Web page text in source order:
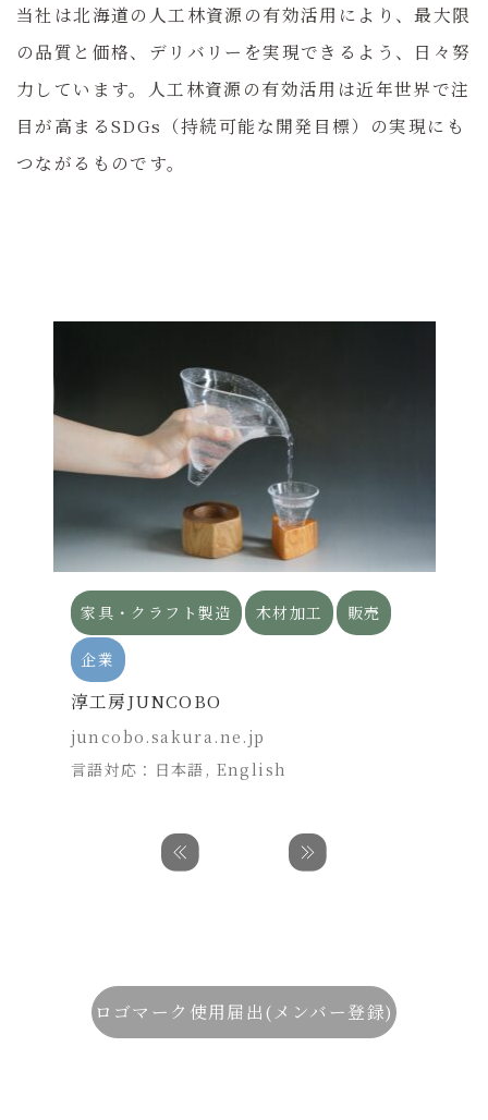
当社は北海道の人工林資源の有効活用により、最大限
の品質と価格、デリバリーを実現できるよう、日々努
力しています。人工林資源の有効活用は近年世界で注
目が高まるSDGs（持続可能な開発目標）の実現にも
つながるものです。
家具・クラフト製造 木材加工 販売
企業
淳工房JUNCOBO
juncobo.sakura.ne.jp
言語対応：日本語, English
ロゴマーク使用届出(メンバー登録)